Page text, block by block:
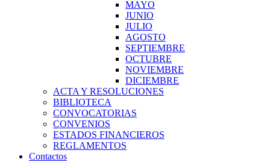
MAYO
JUNIO
JULIO
AGOSTO
SEPTIEMBRE
OCTUBRE
NOVIEMBRE
DICIEMBRE
ACTA Y RESOLUCIONES
BIBLIOTECA
CONVOCATORIAS
CONVENIOS
ESTADOS FINANCIEROS
REGLAMENTOS
Contactos